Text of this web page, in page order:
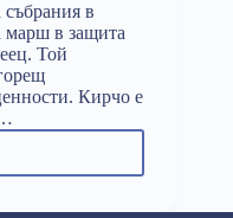
в
марш в защита
Той
Кирчо е